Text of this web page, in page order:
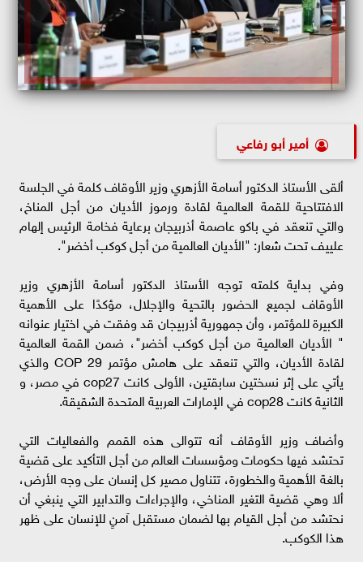
أمير أبو رفاعي
ألقى الأستاذ الدكتور أسامة الأزهري وزير الأوقاف كلمة في الجلسة
الافتتاحية للقمة العالمية لقادة ورموز الأديان من أجل المناخ،
والتي تنعقد في باكو عاصمة أذربيجان برعاية فخامة الرئيس إلهام
علييف تحت شعار: "الأديان العالمية من أجل كوكب أخضر".
وفي بداية كلمته توجه الأستاذ الدكتور أسامة الأزهري وزير
الأوقاف لجميع الحضور بالتحية والإجلال، مؤكدًا على الأهمية
الكبيرة للمؤتمر، وأن جمهورية أذربيجان قد وفقت في اختيار عنوانه
" الأديان العالمية من أجل كوكب أخضر"، ضمن القمة العالمية
لقادة الأديان، والتي تنعقد على هامش مؤتمر 29 COP والذي
يأتي على إثر نسختين سابقتين، الأولى كانت cop27 في مصر، و
الثانية كانت cop28 في الإمارات العربية المتحدة الشقيقة.
وأضاف وزير الأوقاف أنه تتوالى هذه القمم والفعاليات التي
تحتشد فيها حكومات ومؤسسات العالم من أجل التأكيد على قضية
بالغة الأهمية والخطورة، تتناول مصير كل إنسان على وجه الأرض،
ألا وهي قضية التغير المناخي، والإجراءات والتدابير التي ينبغي أن
نحتشد من أجل القيام بها لضمان مستقبل آمنٍ للإنسان على ظهر
هذا الكوكب.